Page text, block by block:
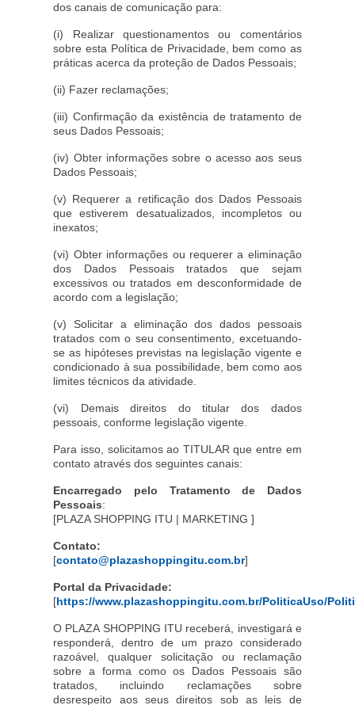
dos canais de comunicação para:
(i) Realizar questionamentos ou comentários
sobre esta Política de Privacidade, bem como as
práticas acerca da proteção de Dados Pessoais;
(ii) Fazer reclamações;
(iii) Confirmação da existência de tratamento de
seus Dados Pessoais;
(iv) Obter informações sobre o acesso aos seus
Dados Pessoais;
(v) Requerer a retificação dos Dados Pessoais
que estiverem desatualizados, incompletos ou
inexatos;
(vi) Obter informações ou requerer a eliminação
dos Dados Pessoais tratados que sejam
excessivos ou tratados em desconformidade de
acordo com a legislação;
(v) Solicitar a eliminação dos dados pessoais
tratados com o seu consentimento, excetuando-
se as hipóteses previstas na legislação vigente e
condicionado à sua possibilidade, bem como aos
limites técnicos da atividade.
(vi) Demais direitos do titular dos dados
pessoais, conforme legislação vigente.
Para isso, solicitamos ao TITULAR que entre em
contato através dos seguintes canais:
Encarregado pelo Tratamento de Dados
Pessoais:
[PLAZA SHOPPING ITU | MARKETING ]
Contato:
[contato@plazashoppingitu.com.br]
Portal da Privacidade:
[https://www.plazashoppingitu.com.br/PoliticaUso/
O PLAZA SHOPPING ITU receberá, investigará e
responderá, dentro de um prazo considerado
razoável, qualquer solicitação ou reclamação
sobre a forma como os Dados Pessoais são
tratados, incluindo reclamações sobre
desrespeito aos seus direitos sob as leis de